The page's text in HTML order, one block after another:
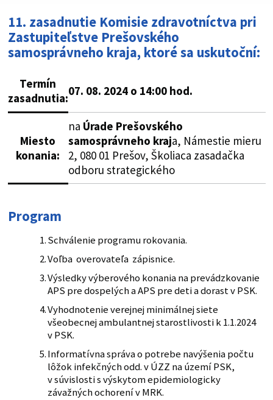
Termín
zasadnutia:07. 08. 2024 o 14:00 hod.
Miesto
konania:
na Úrade Prešovského
samosprávneho kraja, Námestie mieru
2, 080 01 Prešov, Školiaca zasadačka
odboru strategického
11. zasadnutie Komisie zdravotníctva pri
Zastupiteľstve Prešovského
samosprávneho kraja, ktoré sa uskutoční:
Program
Schválenie programu rokovania.
Voľba overovateľa zápisnice.
Výsledky výberového konania na prevádzkovanie
APS pre dospelých a APS pre deti a dorast v PSK.
Vyhodnotenie verejnej minimálnej siete
všeobecnej ambulantnej starostlivosti k 1.1.2024
v PSK.
Informatívna správa o potrebe navýšenia počtu
lôžok infekčných odd. v ÚZZ na území PSK,
v súvislosti s výskytom epidemiologicky
závažných ochorení v MRK.